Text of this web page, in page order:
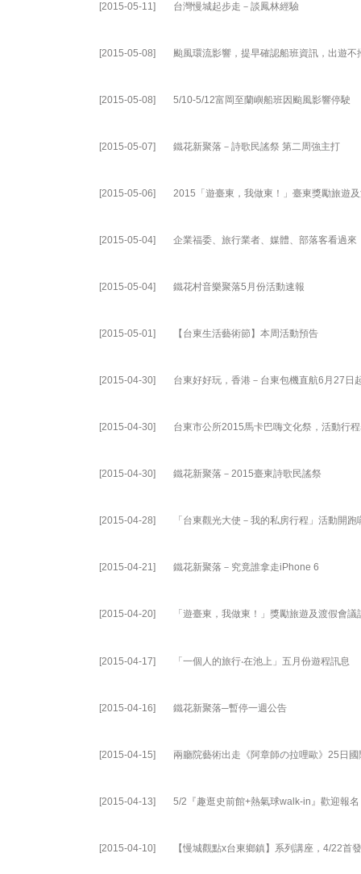
[2015-05-11] 台灣慢城起步走－談鳳林經驗
[2015-05-08] 颱風環流影響，提早確認船班資訊，出遊不
[2015-05-08] 5/10-5/12富岡至蘭嶼船班因颱風影響停駛
[2015-05-07] 鐵花新聚落－詩歌民謠祭 第二周強主打
[2015-05-06] 2015「遊臺東，我做東！」臺東獎勵旅遊
[2015-05-04] 企業福委、旅行業者、媒體、部落客看過
[2015-05-04] 鐵花村音樂聚落5月份活動速報
[2015-05-01] 【台東生活藝術節】本周活動預告
[2015-04-30] 台東好好玩，香港－台東包機直航6月27日​
[2015-04-30] 台東市公所2015馬卡巴嗨文化祭，活動行
[2015-04-30] 鐵花新聚落－2015臺東詩歌民謠祭
[2015-04-28] 「台東觀光大使－我的私房行程」活動開跑
[2015-04-21] 鐵花新聚落－究竟誰拿走iPhone 6
[2015-04-20] 「遊臺東，我做東！」獎勵旅遊及渡假會議
[2015-04-17] 「一個人的旅行‧在池上」五月份遊程訊息
[2015-04-16] 鐵花新聚落─暫停一週公告
[2015-04-15] 兩廳院藝術出走《阿章師の拉哩歐》25日
[2015-04-13] 5/2『趣逛史前館+熱氣球walk-in』歡迎報
[2015-04-10] 【慢城觀點x台東鄉鎮】系列講座，4/22首